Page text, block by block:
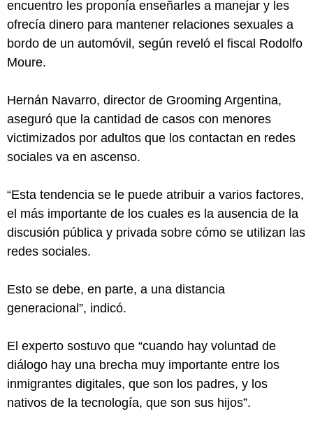
encuentro les proponía enseñarles a manejar y les
ofrecía dinero para mantener relaciones sexuales a
bordo de un automóvil, según reveló el fiscal Rodolfo
Moure.
Hernán Navarro, director de Grooming Argentina,
aseguró que la cantidad de casos con menores
victimizados por adultos que los contactan en redes
sociales va en ascenso.
“Esta tendencia se le puede atribuir a varios factores,
el más importante de los cuales es la ausencia de la
discusión pública y privada sobre cómo se utilizan las
redes sociales.
Esto se debe, en parte, a una distancia
generacional”, indicó.
El experto sostuvo que “cuando hay voluntad de
diálogo hay una brecha muy importante entre los
inmigrantes digitales, que son los padres, y los
nativos de la tecnología, que son sus hijos”.